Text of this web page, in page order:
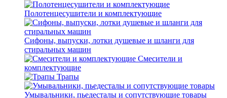
Полотенцесушители и комплектующие
Сифоны, выпуски, лотки душевые и шланги для
стиральных машин
Смесители и
комплектующие
Трапы
Умывальники, пьедесталы и сопутствующие товары